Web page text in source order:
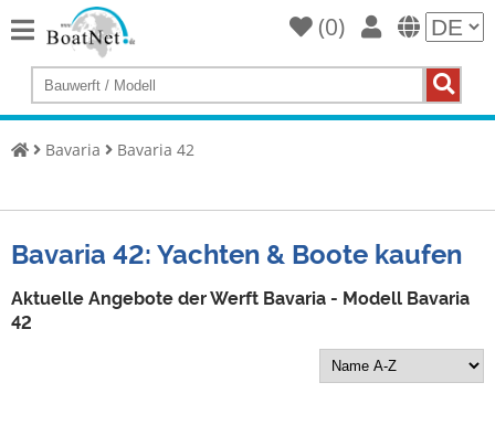
Home
Yacht
Gewerbliche
Verkäufer
Private
(0)
Bavaria Bavaria 42
Bavaria 42: Yachten & Boote kaufen
Aktuelle Angebote der Werft Bavaria - Modell Bavaria
42